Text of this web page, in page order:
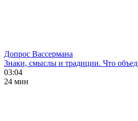
Допрос Вассермана
Знаки, смыслы и традиции. Что
03:04
24 мин